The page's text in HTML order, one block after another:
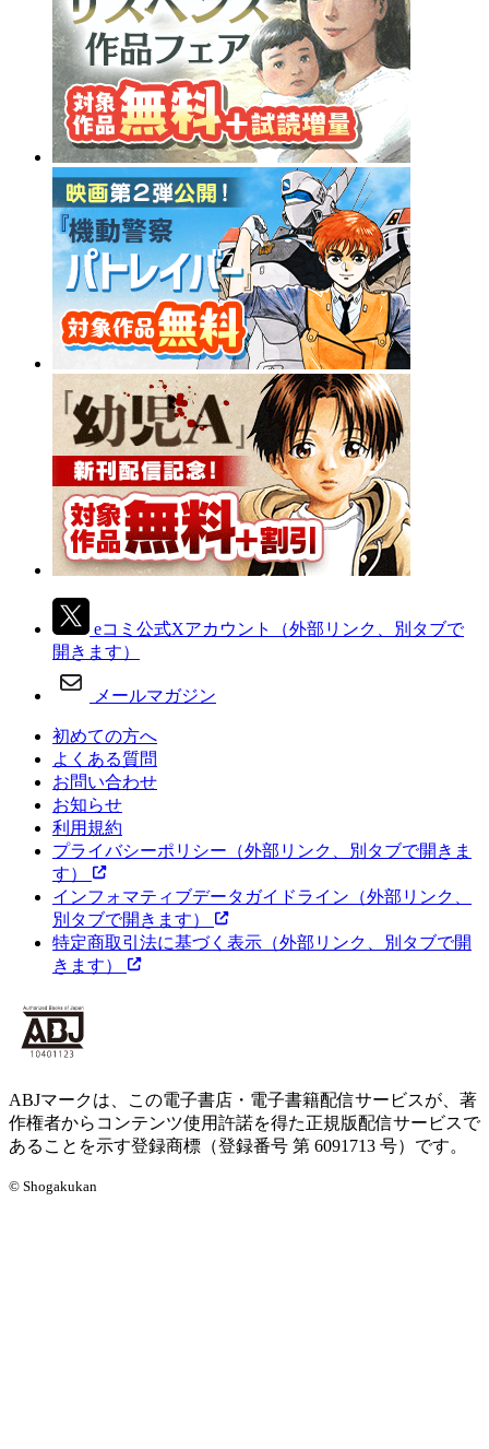
eコミ公式Xアカウント
（外部リンク、別タブで
開きます）
メールマガジン
初めての方へ
よくある質問
お問い合わせ
お知らせ
利用規約
プライバシーポリシー （外部リンク、別タブで開きま
す）
インフォマティブデータガイドライン （外部リンク、
別タブで開きます）
特定商取引法に基づく表示 （外部リンク、別タブで開
きます）
ABJマークは、この電子書店・電子書籍配信サービスが、著
作権者からコンテンツ使用許諾を得た正規版配信サービスで
あることを示す登録商標（登録番号 第 6091713 号）です。
© Shogakukan